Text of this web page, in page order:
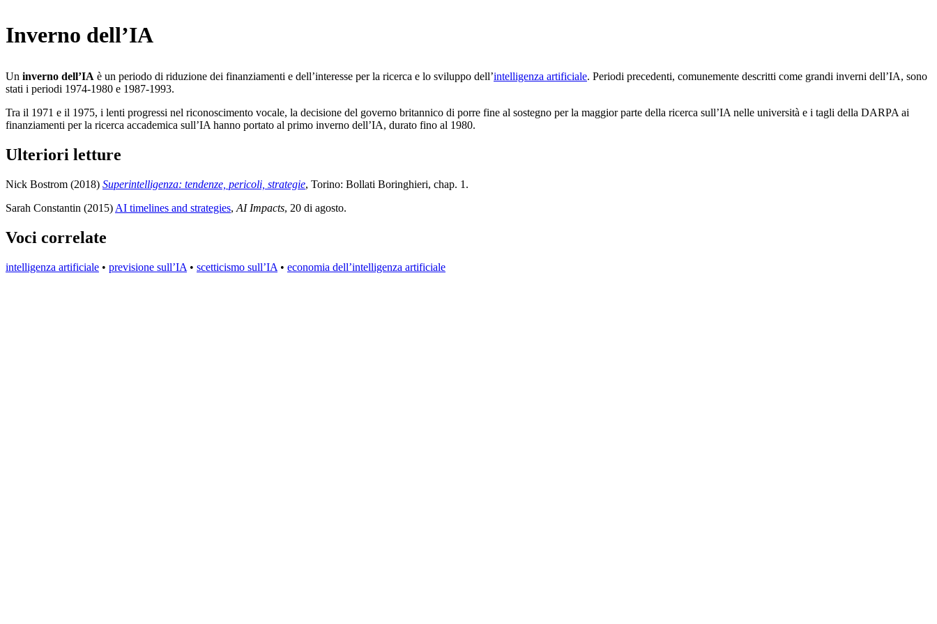
Inverno dell’IA
Un inverno dell’IA è un periodo di riduzione dei finanziamenti e dell’interesse per la ricerca e lo sviluppo dell’intelligenza artificiale. Periodi precedenti, comunemente descritti come grandi inverni dell’IA, sono
stati i periodi 1974-1980 e 1987-1993.
Tra il 1971 e il 1975, i lenti progressi nel riconoscimento vocale, la decisione del governo britannico di porre fine al sostegno per la maggior parte della ricerca sull’IA nelle università e i tagli della DARPA ai
finanziamenti per la ricerca accademica sull’IA hanno portato al primo inverno dell’IA, durato fino al 1980.
Ulteriori letture
Nick Bostrom (2018) Superintelligenza: tendenze, pericoli, strategie, Torino: Bollati Boringhieri, chap. 1 .
Sarah Constantin (2015) AI timelines and strategies, AI Impacts, 20 di agosto.
Voci correlate
intelligenza artificiale • previsione sull’IA • scetticismo sull’IA • economia dell’intelligenza artificiale